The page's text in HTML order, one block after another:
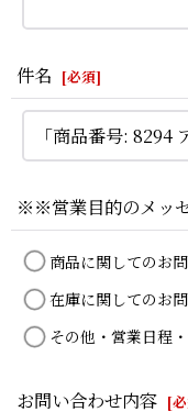
件名 [必須]
※※営業目的のメッ
商品に関してのお
在庫に関してのお
その他・営業日程
お問い合わせ内容 [